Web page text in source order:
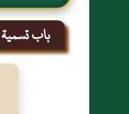
باب